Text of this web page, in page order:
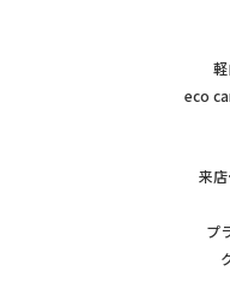
eco
来
プ